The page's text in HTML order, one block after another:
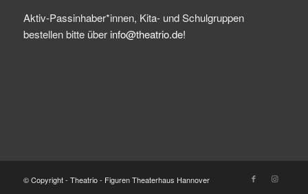
Aktiv-Passinhaber*innen, Kita- und Schulgruppen
bestellen bitte über info@theatrio.de!
© Copyright - Theatrio - Figuren Theaterhaus Hannover